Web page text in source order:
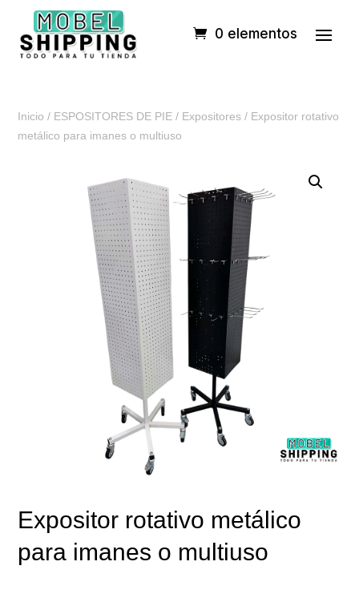
0 elementos
Inicio / ESPOSITORES DE PIE / Expositores / Expositor rotativo
metálico para imanes o multiuso
Expositor rotativo metálico
para imanes o multiuso